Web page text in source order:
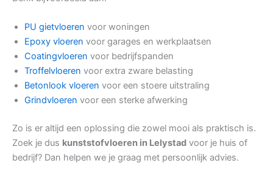
PU gietvloeren voor woningen
Epoxy vloeren voor garages en werkplaatsen
Coatingvloeren voor bedrijfspanden
Troffelvloeren voor extra zware belasting
Betonlook vloeren voor een stoere uitstraling
Grindvloeren voor een sterke afwerking
Zo is er altijd een oplossing die zowel mooi als praktisch is.
Zoek je dus kunststofvloeren in Lelystad voor je huis of
bedrijf? Dan helpen we je graag met persoonlijk advies.